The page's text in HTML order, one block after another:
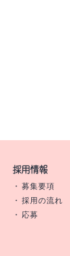
採用情報
募集要項
採用の流れ
応募